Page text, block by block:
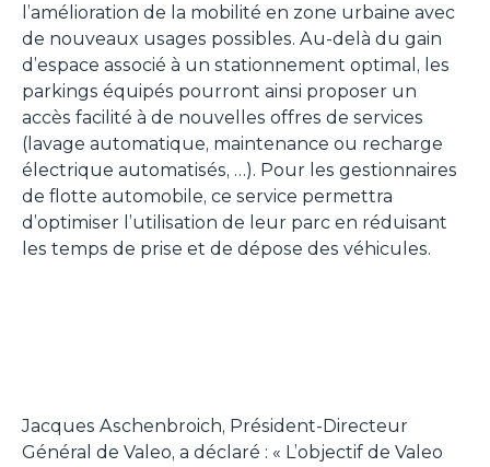
l’amélioration de la mobilité en zone urbaine avec
de nouveaux usages possibles. Au-delà du gain
d’espace associé à un stationnement optimal, les
parkings équipés pourront ainsi proposer un
accès facilité à de nouvelles offres de services
(lavage automatique, maintenance ou recharge
électrique automatisés, …). Pour les gestionnaires
de flotte automobile, ce service permettra
d’optimiser l’utilisation de leur parc en réduisant
les temps de prise et de dépose des véhicules.
Jacques Aschenbroich, Président-Directeur
Général de Valeo, a déclaré : « L’objectif de Valeo